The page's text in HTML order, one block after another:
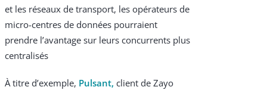
et les réseaux de transport, les opérateurs de
micro-centres de données pourraient
prendre l’avantage sur leurs concurrents plus
centralisés
À titre d’exemple, Pulsant, client de Zayo